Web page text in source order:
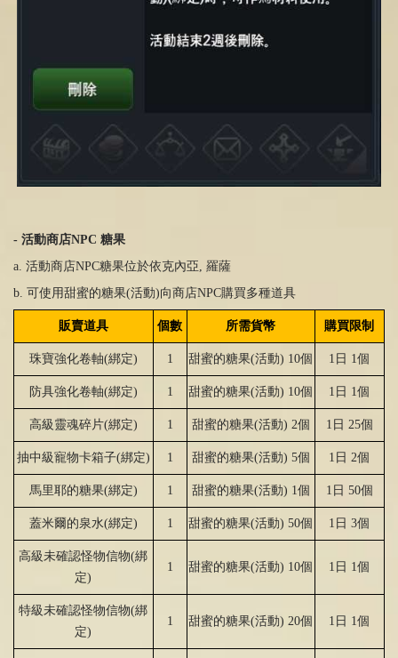
- 活動商店NPC 糖果
a. 活動商店NPC糖果位於依克內亞 羅薩
b. 可使用甜蜜的糖果(活動)向商店NPC購買多種道具
販賣道具 個數 所需貨幣 購買限制
珠寶強化卷軸(綁定) 1 甜蜜的糖果(活動) 10個 1 日 1個
防具強化卷軸(綁定) 1 甜蜜的糖果(活動) 10個 1 日 1個
高級靈魂碎片(綁定) 1 甜蜜的糖果(活動) 2個 1 日 25個
抽中級寵物卡箱子(綁定) 1 甜蜜的糖果(活動) 5個 1 日 2個
馬里耶的糖果(綁定) 1 甜蜜的糖果(活動) 1 個 1 日 50個
蓋米爾的泉水(綁定) 1 甜蜜的糖果(活動) 50個 1 日 3個
高級未確認怪物信物(綁
定)
1 甜蜜的糖果(活動) 10個 1 日 1個
特級未確認怪物信物(綁
定)
1 甜蜜的糖果(活動) 20個 1 日 1個